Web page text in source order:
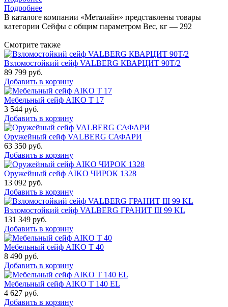
Подробнее
В каталоге компании «Металайн» представлены товары
категории Сейфы с общим параметром Вес, кг — 292
Смотрите также
Взломостойкий сейф VALBERG КВАРЦИТ 90Т/2
89 799 руб.
Добавить в корзину
Мебельный сейф AIKO Т 17
3 544 руб.
Добавить в корзину
Оружейный сейф VALBERG САФАРИ
63 350 руб.
Добавить в корзину
Оружейный сейф AIKO ЧИРОК 1328
13 092 руб.
Добавить в корзину
Взломостойкий сейф VALBERG ГРАНИТ III 99 KL
131 349 руб.
Добавить в корзину
Мебельный сейф AIKO Т 40
8 490 руб.
Добавить в корзину
Мебельный сейф AIKO T 140 EL
4 627 руб.
Добавить в корзину